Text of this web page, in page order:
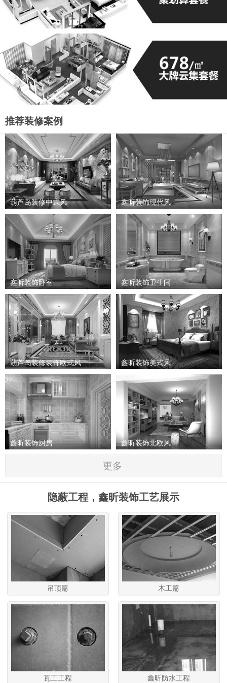
推荐装修案例
葫芦岛装修中式风 鑫昕装饰现代风
鑫昕装饰卧室 鑫昕装饰卫生间
葫芦岛装修装饰欧式风 鑫昕装饰美式风
鑫昕装饰厨房 鑫昕装饰北欧风
更多
隐蔽工程，鑫昕装饰工艺展示
吊顶篇 木工篇
瓦工工程 鑫昕防水工程